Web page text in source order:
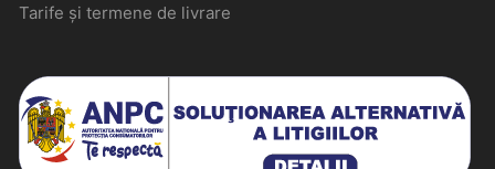
Tarife și termene de livrare